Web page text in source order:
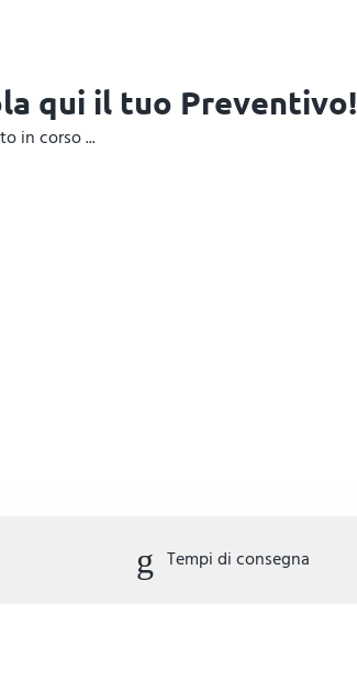
qui il tuo Preventivo!
in corso ...
Tempi di consegna